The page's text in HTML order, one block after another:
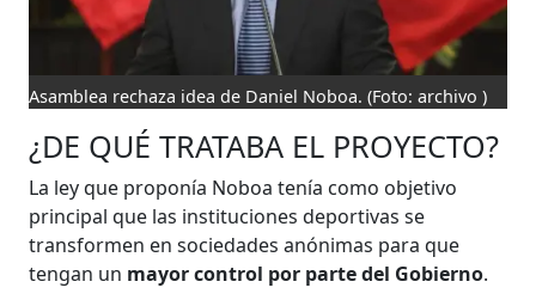
Asamblea rechaza idea de Daniel Noboa.(Foto: archivo )
¿DE QUÉ TRATABA EL PROYECTO?
La ley que proponía Noboa tenía como objetivo
principal que las instituciones deportivas se
transformen en sociedades anónimas para que
tengan un mayor control por parte del Gobierno.